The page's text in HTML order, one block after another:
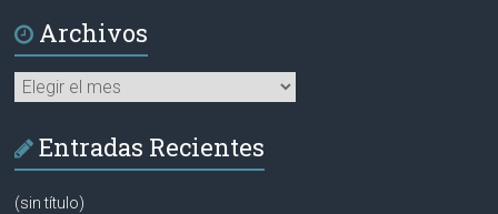
Archivos
Archivos
Entradas Recientes
(sin título)